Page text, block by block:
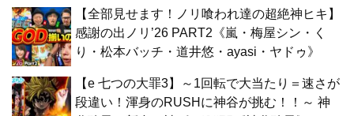
【全部見せます！ノリ喰われ達の超絶神ヒキ】
感謝の出ノリ’26 PART2《嵐・梅屋シン・く
り・松本バッチ・道井悠・ayasi・ヤドゥ》
【e 七つの大罪3】～1回転で大当たり＝速さが
段違い！渾身のRUSHに神谷が挑む！！～ 神